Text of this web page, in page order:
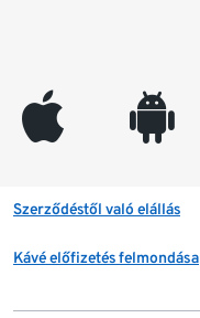
appleinc android
Szerződéstől való elállás
Kávé előfizetés felmondása